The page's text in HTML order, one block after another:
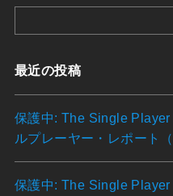
最近の投稿
保護中: The Single
ルプレーヤー・レポート
保護中: The Single